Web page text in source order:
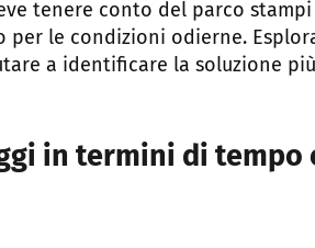
tenere conto del parco
le condizioni odierne.
a identificare la soluzione
in termini di tempo